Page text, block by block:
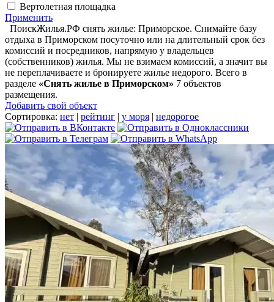
Вертолетная площадка
Применить
ПоискЖилья.РФ снять жилье: Приморское. Снимайте базу
отдыха в Приморском посуточно или на длительный срок без
комиссий и посредников, напрямую у владельцев
(собственников) жилья. Мы не взимаем комиссий, а значит вы
не переплачиваете и бронируете жилье недорого. Всего в
разделе «Снять жилье в Приморском» 7 объектов
размещения.
Добавить свой объект
Сортировка: нет | рейтинг | у моря | недорогое